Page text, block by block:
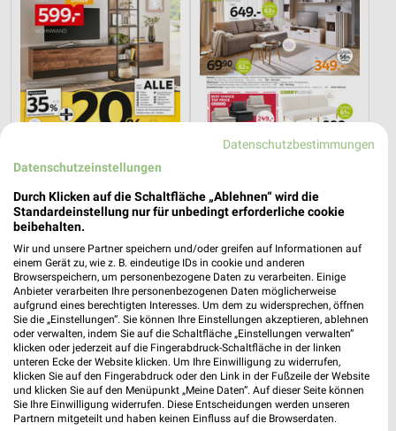
28,7 km
Wohnen Spezial
Gültig bis Fr. 14.08.
XXXL Express
Noch heute gültig
XXXLutz EDEKA
Datenschutzbestimmungen
Datenschutzeinstellungen
Durch Klicken auf die Schaltfläche „Ablehnen“ wird die
Standardeinstellung nur für unbedingt erforderliche cookie
beibehalten.
Wir und unsere Partner speichern und/oder greifen auf Informationen auf
einem Gerät zu, wie z. B. eindeutige IDs in cookie und anderen
Browserspeichern, um personenbezogene Daten zu verarbeiten. Einige
Anbieter verarbeiten Ihre personenbezogenen Daten möglicherweise
aufgrund eines berechtigten Interesses. Um dem zu widersprechen, öffnen
Sie die „Einstellungen“. Sie können Ihre Einstellungen akzeptieren, ablehnen
oder verwalten, indem Sie auf die Schaltfläche „Einstellungen verwalten“
klicken oder jederzeit auf die Fingerabdruck-Schaltfläche in der linken
unteren Ecke der Website klicken. Um Ihre Einwilligung zu widerrufen,
klicken Sie auf den Fingerabdruck oder den Link in der Fußzeile der Website
und klicken Sie auf den Menüpunkt „Meine Daten“. Auf dieser Seite können
Sie Ihre Einwilligung widerrufen. Diese Entscheidungen werden unseren
Partnern mitgeteilt und haben keinen Einfluss auf die Browserdaten.